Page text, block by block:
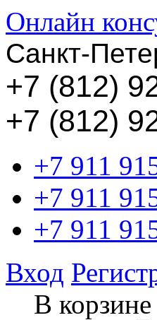
Онлайн
Санкт-
+7 (812)
+7 (812)
+7 911
+7 911
+7 911
Вход
В корзине